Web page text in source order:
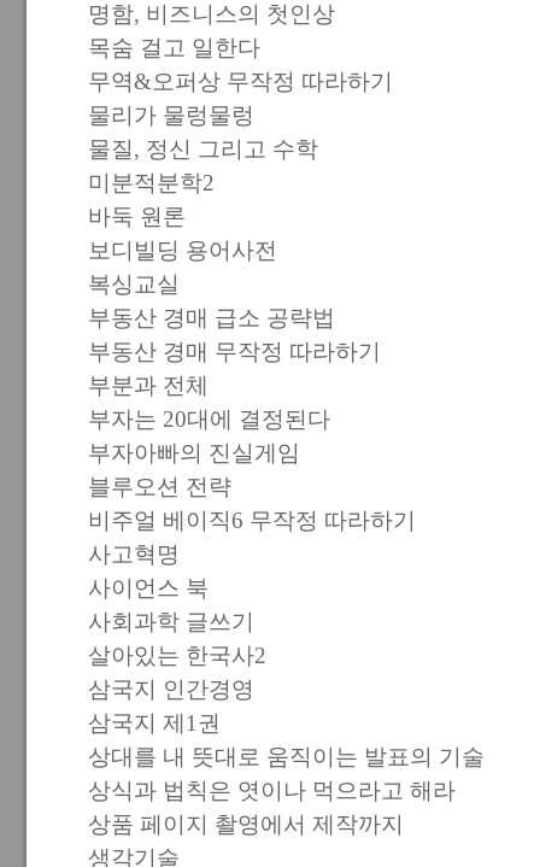
명함, 비즈니스의 첫인상
목숨 걸고 일한다
무역&오퍼상 무작정 따라하기
물리가 물렁물렁
물질, 정신 그리고 수학
미분적분학2
바둑 원론
보디빌딩 용어사전
복싱교실
부동산 경매 급소 공략법
부동산 경매 무작정 따라하기
부분과 전체
부자는 20대에 결정된다
부자아빠의 진실게임
블루오션 전략
비주얼 베이직6 무작정 따라하기
사고혁명
사이언스 북
사회과학 글쓰기
살아있는 한국사2
삼국지 인간경영
삼국지 제1권
상대를 내 뜻대로 움직이는 발표의 기술
상식과 법칙은 엿이나 먹으라고 해라
상품 페이지 촬영에서 제작까지
생각기술